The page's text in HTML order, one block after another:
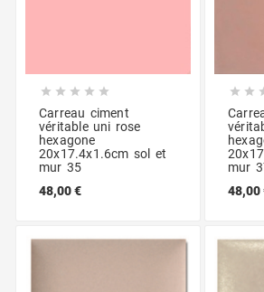
    
Carreau ciment
véritable uni rose
hexagone
20x17.4x1.6cm sol et
mur 35
48,00 €
 
mur
48,00